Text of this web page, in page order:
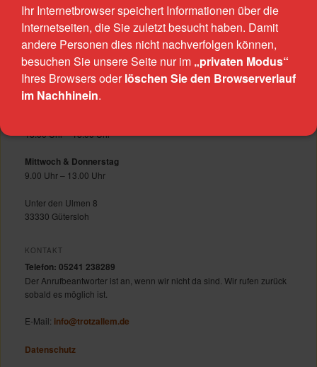
TROTZ ALLEM E.V.
Trotz Allem e.V. ist eine Beratungsstelle für Frauen mit sexualisierten
Gewalterfahrungen.
13.00 Uhr – 18.00 Uhr
Mittwoch & Donnerstag
9.00 Uhr – 13.00 Uhr
Unter den Ulmen 8
33330 Gütersloh
KONTAKT
Telefon: 05241 238289
Der Anrufbeantworter ist an, wenn wir nicht da sind. Wir rufen zurück
sobald es möglich ist.
E-Mail: info@trotzallem.de
Datenschutz
Ihr Internetbrowser speichert Informationen über die
Internetseiten, die Sie zuletzt besucht haben. Damit
andere Personen dies nicht nachverfolgen können,
besuchen Sie unsere Seite nur im „privaten Modus“
Ihres Browsers oderlöschen Sie den Browserverlauf
im Nachhinein.